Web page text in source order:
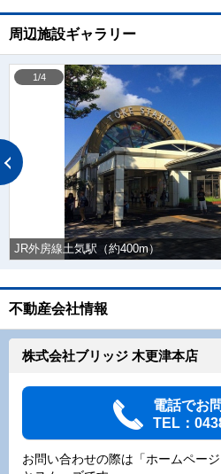
周辺施設ギャラリー
JR外房線土気駅（約400m）
1/4
不動産会社情報
株式会社ブリッジ 木更津本店
電話でお
TEL：
お問い合わせの際は「ホームペー